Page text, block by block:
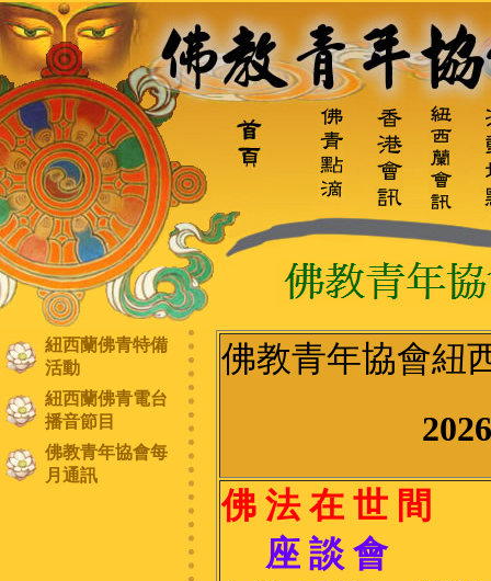
紐西蘭佛青特備
活動
紐西蘭佛青電台
播音節目
佛教青年協會每
月通訊
佛教青年協會紐
佛 法 在 世 間
座 談 會